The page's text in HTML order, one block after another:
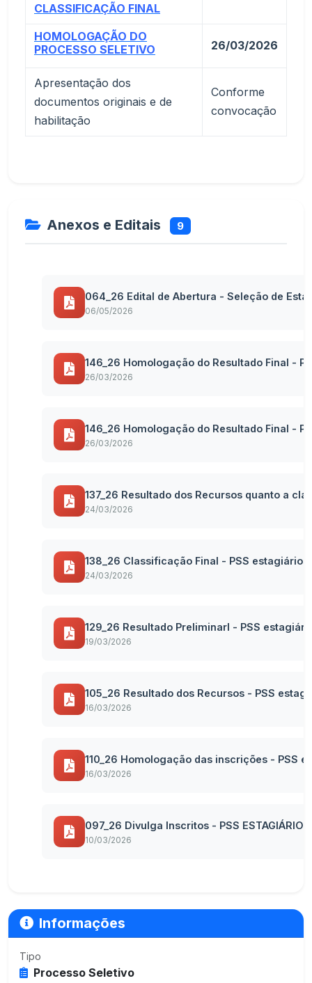
CLASSIFICAÇÃO FINAL
HOMOLOGAÇÃO DO
PROCESSO SELETIVO
26/03/2026
Apresentação dos
documentos originais e de
habilitação
Conforme
convocação
Anexos e Editais 9
064_26 Edital de Abertura - Seleção de
06/05/2026
146_26 Homologação do Resultado Final -
26/03/2026
146_26 Homologação do Resultado Final -
26/03/2026
137_26 Resultado dos Recursos quanto a
24/03/2026
138_26 Classificação Final - PSS
24/03/2026
129_26 Resultado Preliminarl - PSS
19/03/2026
105_26 Resultado dos Recursos - PSS
16/03/2026
110_26 Homologação das inscrições - PSS
16/03/2026
097_26 Divulga Inscritos - PSS
10/03/2026
Informações
Tipo
Processo Seletivo